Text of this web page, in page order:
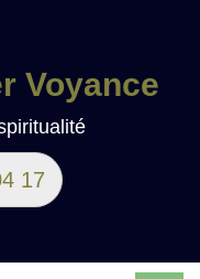
Voyance
17